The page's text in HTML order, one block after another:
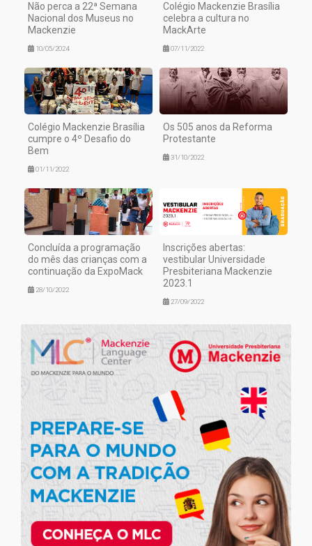
Não perca a 22ª Semana
Nacional dos Museus no
Mackenzie
10/05/2024
Colégio Mackenzie Brasília
celebra a cultura no
MackArte
07/11/2022
Colégio Mackenzie Brasília
cumpre o 4º Desafio do
Bem
01/11/2022
Os 505 anos da Reforma
Protestante
31/10/2022
Concluída a programação
do mês das crianças com a
continuação da ExpoMack
28/10/2022
Inscrições abertas:
vestibular Universidade
Presbiteriana Mackenzie
2023.1
27/09/2022